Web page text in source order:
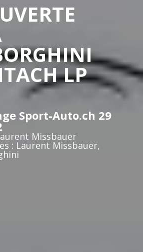
LP
Sport-Auto.ch 29
Missbauer
: Laurent Missbauer,